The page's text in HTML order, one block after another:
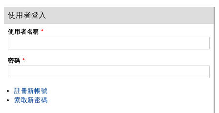
使用者登入
使用者名稱*
密碼 *
註冊新帳號
索取新密碼